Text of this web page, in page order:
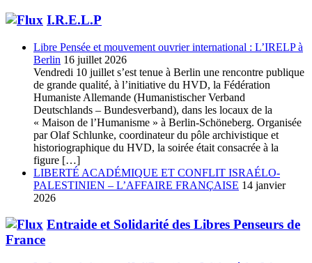
I.R.E.L.P
Libre Pensée et mouvement ouvrier international : L’IRELP à
Berlin 16 juillet 2026
Vendredi 10 juillet s’est tenue à Berlin une rencontre publique
de grande qualité, à l’initiative du HVD, la Fédération
Humaniste Allemande (Humanistischer Verband
Deutschlands – Bundesverband), dans les locaux de la
« Maison de l’Humanisme » à Berlin-Schöneberg. Organisée
par Olaf Schlunke, coordinateur du pôle archivistique et
historiographique du HVD, la soirée était consacrée à la
figure […]
LIBERTÉ ACADÉMIQUE ET CONFLIT ISRAÉLO-
PALESTINIEN – L’AFFAIRE FRANÇAISE 14 janvier
2026
Entraide et Solidarité des Libres Penseurs de
France